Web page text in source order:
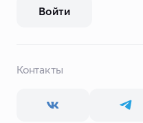
Войти
Контакты